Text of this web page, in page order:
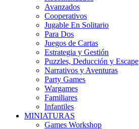
Avanzados
Cooperativos
Jugable En Solitario
Para Dos
Juegos de Cartas
Estrategia y Gestión
Puzzles, Deducción y Escape
Narrativos y Aventuras
Party Games
Wargames
Familiares
Infantiles
MINIATURAS
Games Workshop